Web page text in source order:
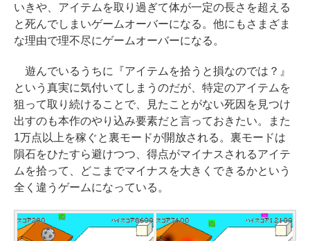
Apple 2026 MacBook Air M5チッ
プ搭載13インチノートブック：AI
Liquid Retinaディスプレイ、16G
Bユニファイドメモリ、1TB SSDス
トレージ、12MPセンターフレーム
カメラ、日本語キーボード、Touc
h ID - ミッドナイト
￥278,800
【Amazon.co.jp限定】ASUS ノー
トパソコン Vivobook 15 M1502N
応|PC2台
￥39,582
Robloxギフトカード - 10,000 Rob
ux 【限定バーチャルアイテムを含
む】 【オンラインゲームコード】
ロブロックス | オンラインコード版
￥14,500
￥480
本体ハードウェア・市販ソフトウ
ェアのパーフェクトリストと最新
エミュレータ紹介
￥1,600
New Amazon Kindle Scribe Color
soft | 11インチカラーディスプレ
イ、64GBストレージ、ノート機能
ライト、プレミアムペン付き、グ
ラファイト
￥115,980
XTEINK X3 電子書籍リーダー 3.7
インチ E-Ink搭載 58g軽量 カード
グレー
いきや、アイテムを取り過ぎて体が一定の長さを超える
と死んでしまいゲームオーバーになる。他にもさまざま
な理由で理不尽にゲームオーバーになる。
遊んでいるうちに『アイテムを拾うと損なのでは？』
という真実に気付いてしまうのだが、特定のアイテムを
狙って取り続けることで、見たことがない死因を見つけ
出すのも本作のやり込み要素だと言っておきたい。また
1万点以上を稼ぐと裏モードが開放される。裏モードは
隕石をひたすら避けつつ、得点がマイナスされるアイテ
ムを拾って、どこまでマイナスを大きくできるかという
全く違うゲームになっている。